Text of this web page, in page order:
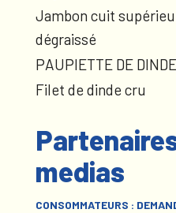
Jambon cuit
dégraissé
PAUPIETTE DE
Filet de dinde cru
medias
CONSOMMATEURS :